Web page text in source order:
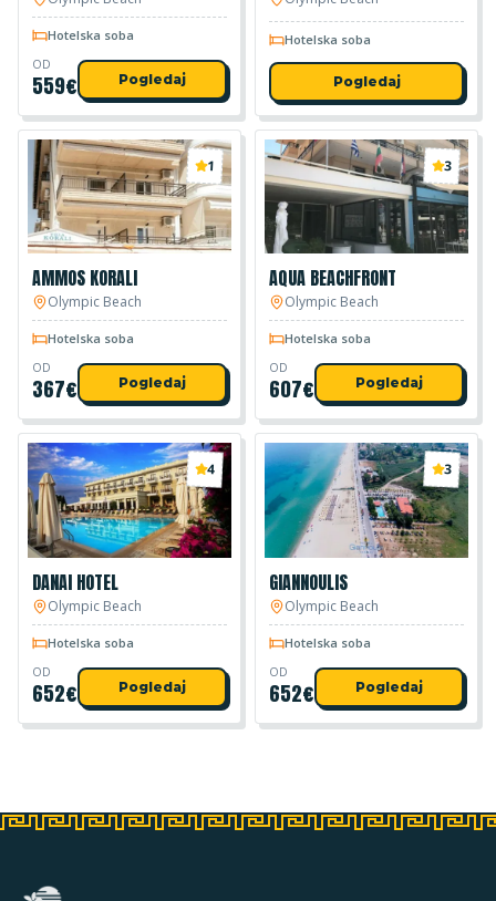
Hotelska soba
OD
559€ Pogledaj
Hotelska soba
Pogledaj
1
AMMOS KORALI
Olympic Beach
Hotelska soba
OD
367€ Pogledaj
3
AQUA BEACHFRONT
Olympic Beach
Hotelska soba
OD
607€ Pogledaj
4
DANAI HOTEL
Olympic Beach
Hotelska soba
OD
652€ Pogledaj
3
GIANNOULIS
Olympic Beach
Hotelska soba
OD
652€ Pogledaj